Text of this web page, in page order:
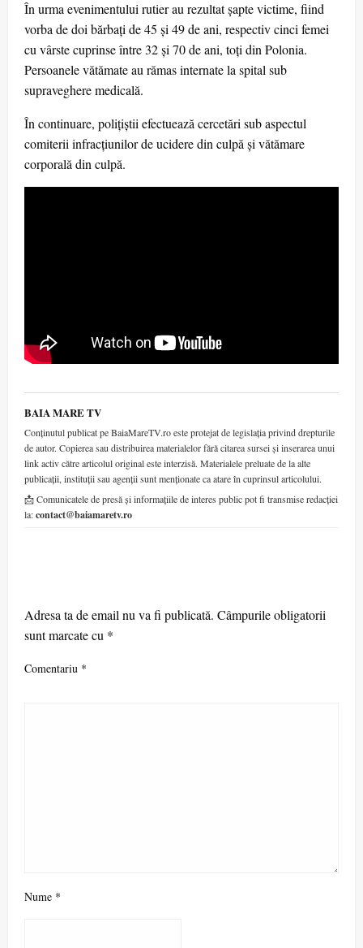
În urma evenimentului rutier au rezultat șapte victime, fiind
vorba de doi bărbați de 45 și 49 de ani, respectiv cinci femei
cu vârste cuprinse între 32 și 70 de ani, toți din Polonia.
Persoanele vătămate au rămas internate la spital sub
supraveghere medicală.
În continuare, polițiștii efectuează cercetări sub aspectul
comiterii infracțiunilor de ucidere din culpă și vătămare
corporală din culpă.
BAIA MARE TV
Conținutul publicat pe BaiaMareTV.ro este protejat de legislația privind drepturile
de autor. Copierea sau distribuirea materialelor fără citarea sursei și inserarea unui
link activ către articolul original este interzisă. Materialele preluate de la alte
publicații, instituții sau agenții sunt menționate ca atare în cuprinsul articolului.
📩 Comunicatele de presă și informațiile de interes public pot fi transmise redacției
la:contact@baiamaretv.ro
Adresa ta de email nu va fi publicată. Câmpurile obligatorii
sunt marcate cu *
Comentariu *
Nume *